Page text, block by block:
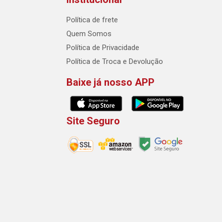
Política de frete
Quem Somos
Política de Privacidade
Política de Troca e Devolução
Baixe já nosso APP
Site Seguro